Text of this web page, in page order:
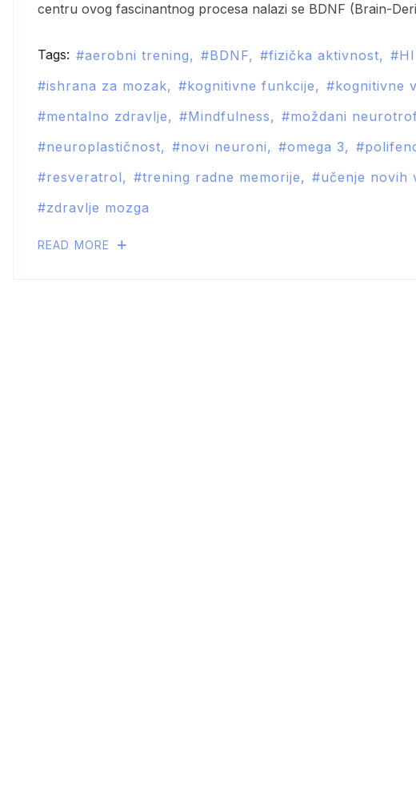
centru ovog fascinantnog procesa nalazi se BDNF (Brain-
Tags: aerobni trening BDNF fizička aktivnost
ishrana za mozak
kognitivne funkcije kognitivne
mentalno zdravlje
Mindfulness moždani
neuroplastičnost
novi neuroni omega 3
resveratrol
trening radne memorije učenje novih
zdravlje mozga
READ MORE